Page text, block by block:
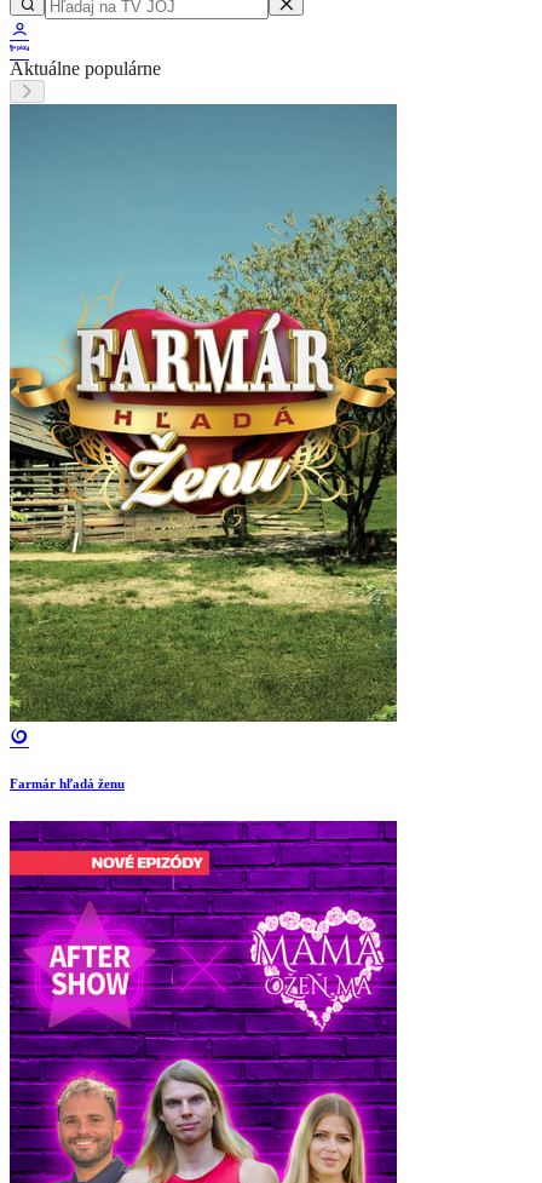
Aktuálne populárne
Farmár hľadá ženu